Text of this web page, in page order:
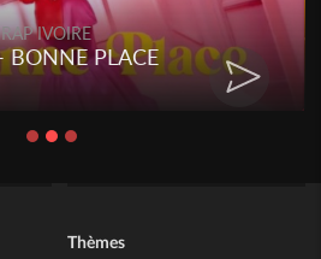
RAP IVOIRE
BONNE PLACE
Thèmes